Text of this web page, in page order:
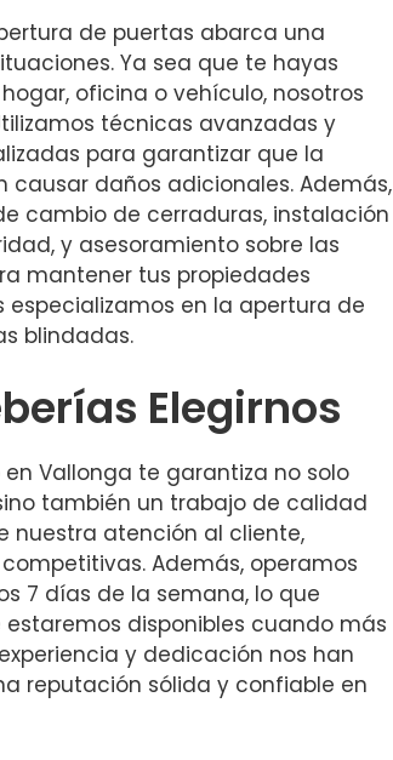
de puertas abarca una
Ya sea que te hayas
oficina o vehículo, nosotros
técnicas avanzadas y
para garantizar que la
causar daños adicionales. Además,
cambio de cerraduras, instalación
y asesoramiento sobre las
mantener tus propiedades
especializamos en la apertura de
blindadas.
Elegirnos
en Vallonga te garantiza no solo
también un trabajo de calidad
nuestra atención al cliente,
Además, operamos
7 días de la semana, lo que
disponibles cuando más
y dedicación nos han
reputación sólida y confiable en